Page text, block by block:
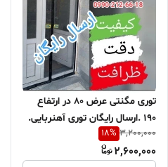
توری مگنتی عرض 80 در ارتفاع
190 .ارسال رایگان توری آهنربایی.
مغناطیسی . مگنتیک . توری پشه
. پشه بند . پرده مگنتی .پرده
3,200,000
18%
2,600,000